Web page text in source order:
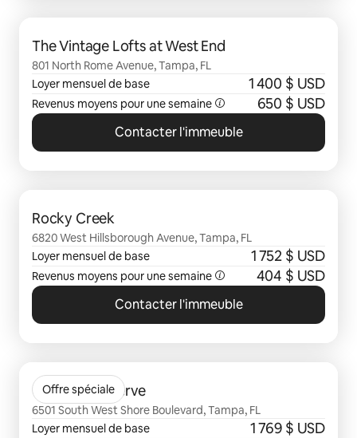
The Vintage Lofts at West End
801 North Rome Avenue, Tampa, FL
Loyer mensuel de base
1 400 $ USD
Revenus moyens pour une semaine 650 $ USD
Contacter l'immeuble
Rocky Creek
6820 West Hillsborough Avenue, Tampa, FL
Loyer mensuel de base
1 752 $ USD
Revenus moyens pour une semaine 404 $ USD
Contacter l'immeuble
Offre spéciale
Camden Preserve
6501 South West Shore Boulevard, Tampa, FL
Loyer mensuel de base
1 769 $ USD